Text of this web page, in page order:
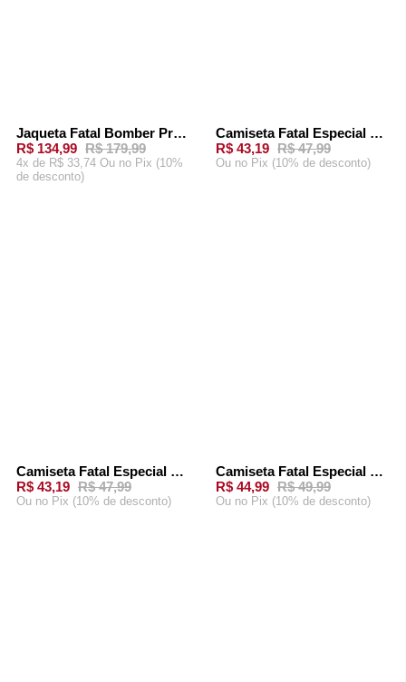
- 25%Jaqueta Fatal Bomber Preta
R$ 134,99 R$ 179,99
4x de R$ 33,74 Ou no Pix (10%
de desconto)
-10%
Camiseta Fatal Especial Off White
R$ 43,19 R$ 47,99
Ou no Pix (10% de desconto)
-10%
Camiseta Fatal Especial Caramelo
R$ 43,19 R$ 47,99
Ou no Pix (10% de desconto)
-10%
Camiseta Fatal Especial Preta
R$ 44,99 R$ 49,99
Ou no Pix (10% de desconto)